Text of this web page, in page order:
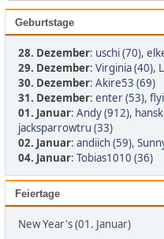
Geburtstage
28. Dezember: uschi (70),
29. Dezember: Virginia (40),
30. Dezember: Akire53 (69)
31. Dezember: enter (53),
01. Januar: Andy (912),
jacksparrowtru (33)
02. Januar: andiich (59),
04. Januar: Tobias1010 (36)
Feiertage
New Year's (01. Januar)